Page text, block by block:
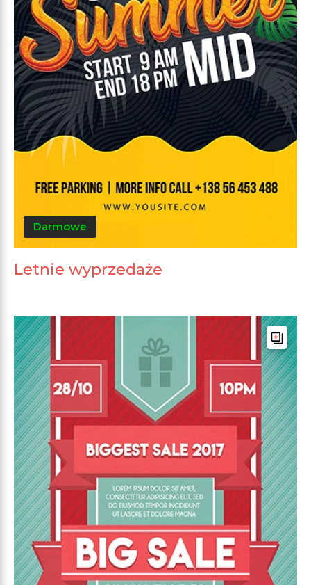
Darmowe
Letnie wyprzedaże